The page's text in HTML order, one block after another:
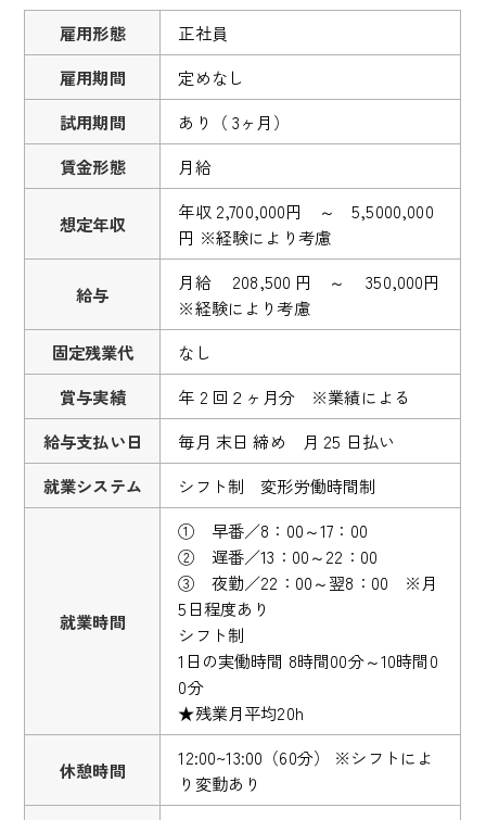
雇用形態
正社員
雇用期間
定めなし
試用期間
あり（ 3ヶ月）
賃金形態
月給
想定年収
年収 2,700,000円 ～ 5,5000,000
円 ※経験により考慮
給与
月給 208,500 円 ～ 350,000円
※経験により考慮
固定残業代
なし
賞与実績
年 2 回２ヶ月分 ※業績による
給与支払い日
毎月 末日 締め 月 25 日払い
就業システム
シフト制 変形労働時間制
就業時間
① 早番／8：00～17：00
② 遅番／13：00～22：00
③ 夜勤／22：00～翌8：00 ※月
5日程度あり
シフト制
1日の実働時間 8時間00分～10時間0
0分
★残業月平均20h
休憩時間
12:00~13:00（60分） ※シフトによ
り変動あり